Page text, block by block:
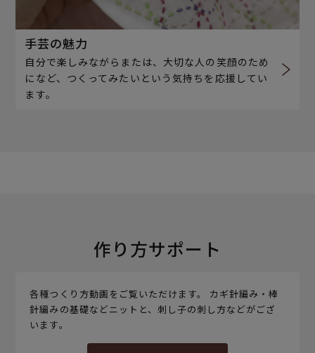
手芸の魅力
自分で楽しみながらまたは、大切な人の笑顔のため
になど、つくってみたいという気持ちを応援してい
ます。
作り方サポート
各種つくり方動画をご覧いただけます。 カギ針編み・棒
針編みの基礎などニットと、刺し子の刺し方などがござ
います。